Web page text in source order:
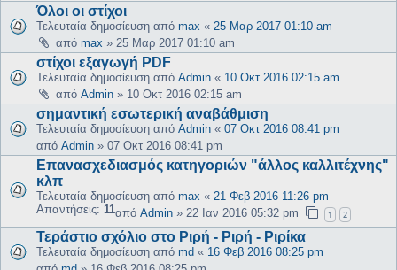
Όλοι οι στίχοι
Τελευταία δημοσίευση από max « 25 Μαρ 2017 01:10 am
από max » 25 Μαρ 2017 01:10 am
στίχοι εξαγωγή PDF
Τελευταία δημοσίευση από Admin « 10 Οκτ 2016 02:15 am
από Admin » 10 Οκτ 2016 02:15 am
σημαντική εσωτερική αναβάθμιση
Τελευταία δημοσίευση από Admin « 07 Οκτ 2016 08:41 pm
από Admin » 07 Οκτ 2016 08:41 pm
Επανασχεδιασμός κατηγοριών "άλλος καλλιτέχνης"
κλπ
Τελευταία δημοσίευση από max « 21 Φεβ 2016 11:26 pm
Απαντήσεις: 11από Admin » 22 Ιαν 2016 05:32 pm 1 2
Τεράστιο σχόλιο στο Ριρή - Ριρή - Ριρίκα
Τελευταία δημοσίευση από md « 16 Φεβ 2016 08:25 pm